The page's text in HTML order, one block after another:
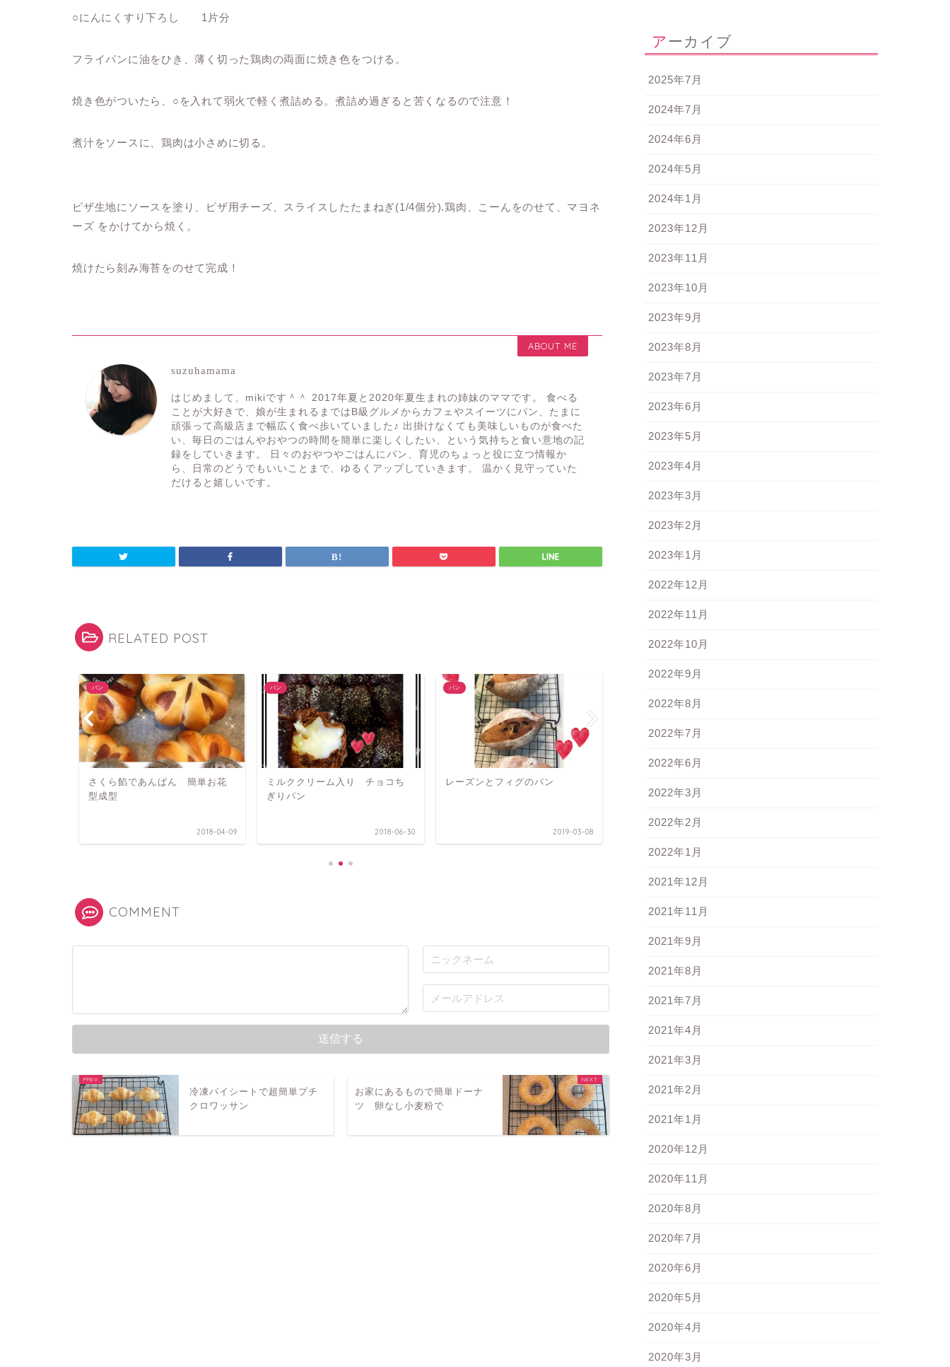
○にんにくすり下ろし 1片分
フライパンに油をひき、薄く切った鶏肉の両面に焼き色をつける。
焼き色がついたら、○を入れて弱火で軽く煮詰める。煮詰め過ぎると苦くなるので注意！
煮汁をソースに、鶏肉は小さめに切る。
ピザ生地にソースを塗り、ピザ用チーズ、スライスしたたまねぎ(1/4個分).鶏肉、こーんをのせて、マヨネ
ーズ をかけてから焼く。
焼けたら刻み海苔をのせて完成！
ABOUT ME
suzuhamama
はじめまして、mikiです＾＾ 2017年夏と2020年夏生まれの姉妹のママです。 食べる
ことが大好きで、娘が生まれるまではB級グルメからカフェやスイーツにパン、たまに
頑張って高級店まで幅広く食べ歩いていました♪ 出掛けなくても美味しいものが食べた
い、毎日のごはんやおやつの時間を簡単に楽しくしたい、という気持ちと食い意地の記
録をしていきます。 日々のおやつやごはんにパン、育児のちょっと役に立つ情報か
ら、日常のどうでもいいことまで、ゆるくアップしていきます。 温かく見守っていた
だけると嬉しいです。
RELATED POST
パン
さくら餡であんぱん 簡単お花
型成型
2018-04-09
パン
ミルククリーム入り チョコち
ぎりパン
2018-06-30
パン
レーズンとフィグのパン
2019-03-08
型成型
COMMENT
冷凍パイシートで超簡単プチ
クロワッサン
お家にあるもので簡単ドーナ
ツ 卵なし小麦粉で
アーカイブ
2025年7月
2024年7月
2024年6月
2024年5月
2024年1月
2023年12月
2023年11月
2023年10月
2023年9月
2023年8月
2023年7月
2023年6月
2023年5月
2023年4月
2023年3月
2023年2月
2023年1月
2022年12月
2022年11月
2022年10月
2022年9月
2022年8月
2022年7月
2022年6月
2022年3月
2022年2月
2022年1月
2021年12月
2021年11月
2021年9月
2021年8月
2021年7月
2021年4月
2021年3月
2021年2月
2021年1月
2020年12月
2020年11月
2020年8月
2020年7月
2020年6月
2020年5月
2020年4月
2020年3月